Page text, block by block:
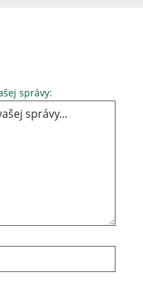
správy: Text vašej